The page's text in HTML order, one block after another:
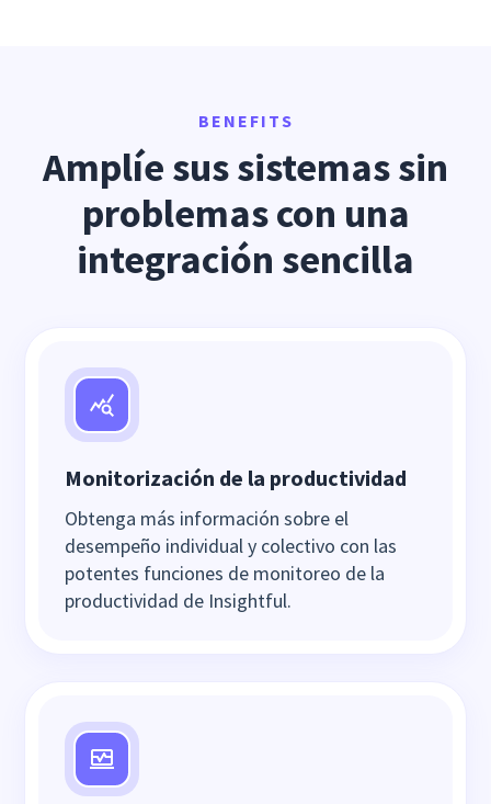
BENEFITS
Amplíe sus sistemas sin
problemas con una
integración sencilla
Monitorización de la productividad
Obtenga más información sobre el
desempeño individual y colectivo con las
potentes funciones de monitoreo de la
productividad de Insightful.